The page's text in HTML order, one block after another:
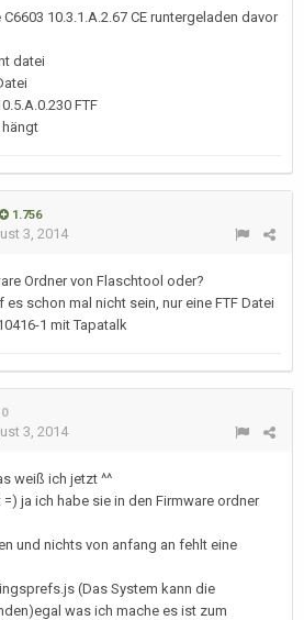
10.3.1.A.2.67 CE runtergeladen davor
datei
FTF
1.756
3, 2014
Ordner von Flaschtool oder?
es schon mal nicht sein, nur eine FTF Datei
1 mit Tapatalk
3, 2014
weiß ich jetzt ^^
ja ich habe sie in den Firmware ordner
und nichts von anfang an fehlt eine
(Das System kann die
was ich mache es ist zum